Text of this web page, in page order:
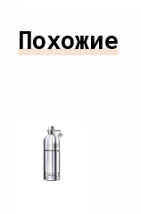
Похожие